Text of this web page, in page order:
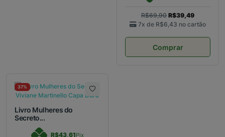
R$69,90 R$39,49
7x de R$6,43 no cartão
Comprar
37%
Livro Mulheres do
Secreto...
R$43,61Pix